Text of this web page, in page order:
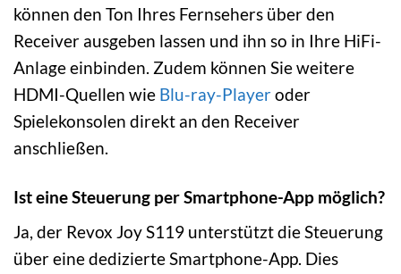
können den Ton Ihres Fernsehers über den
Receiver ausgeben lassen und ihn so in Ihre HiFi-
Anlage einbinden. Zudem können Sie weitere
HDMI-Quellen wie Blu-ray-Playeroder
Spielekonsolen direkt an den Receiver
anschließen.
Ist eine Steuerung per Smartphone-App möglich?
Ja, der Revox Joy S119 unterstützt die Steuerung
über eine dedizierte Smartphone-App. Dies